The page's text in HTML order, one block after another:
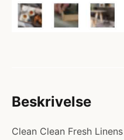
Beskrivelse
Clean Clean Fresh